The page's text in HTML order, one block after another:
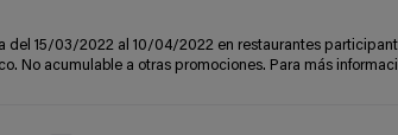
del 15/03/2022 al 10/04/2022 en restaurantes
No acumulable a otras promociones. Para más